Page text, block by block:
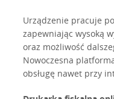
Urządzenie pracuje
zapewniając wysoką
oraz możliwość
Nowoczesna
obsługę nawet przy